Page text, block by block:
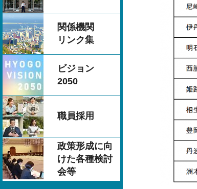
関係機関
リンク集
ビジョン
2050
職員採用
政策形成に向
けた各種検討
会等